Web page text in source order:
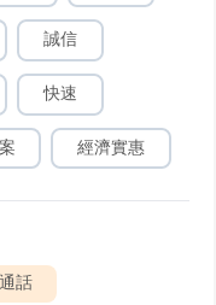
星期
誠信
快速
經濟實惠
話